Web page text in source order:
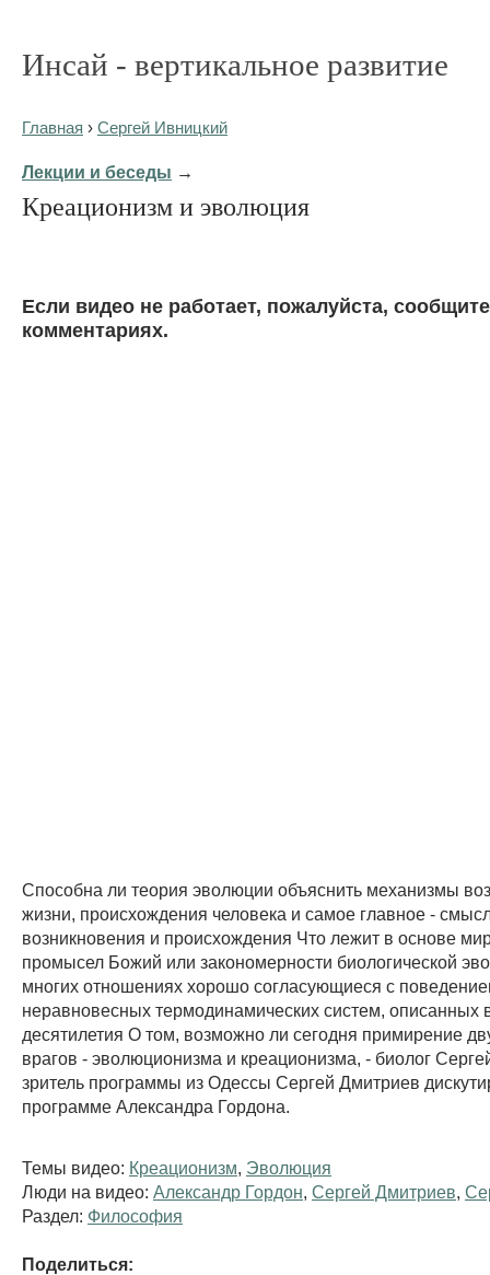
Инсай - вертикальное развитие
Главная › Сергей Ивницкий
Лекции и беседы →
Креационизм и эволюция
Eсли видео не работает, пожалуйста,
комментариях.
Способна ли теория эволюции объяснить механизмы
жизни, происхождения человека и самое главное -
возникновения и происхождения Что лежит в основе
промысел Божий или закономерности биологической
многих отношениях хорошо согласующиеся с
неравновесных термодинамических систем, описанных
десятилетия О том, возможно ли сегодня примирение
врагов - эволюционизма и креационизма, - биолог
зритель программы из Одессы Сергей Дмитриев
программе Александра Гордона.
Темы видео: Креационизм Эволюция
Люди на видео: Александр Гордон Сергей Дмитриев
Раздел: Философия
Поделиться: